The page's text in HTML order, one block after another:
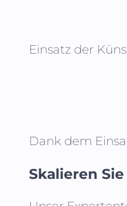
Einsatz der
Dank dem
Skalieren